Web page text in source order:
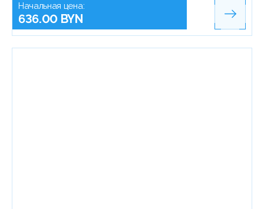
Начальная цена:
636.00 BYN